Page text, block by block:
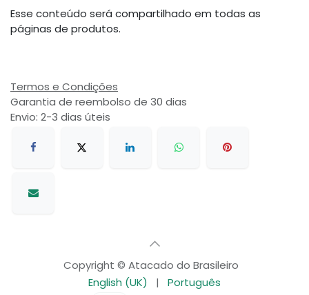
Esse conteúdo será compartilhado em todas as
páginas de produtos.
Termos e Condições
Garantia de reembolso de 30 dias
Envio: 2-3 dias úteis
Copyright © Atacado do Brasileiro
English (UK)
|
Português